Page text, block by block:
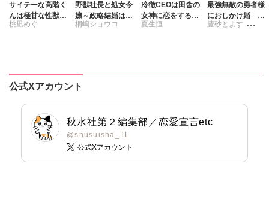
サイテーな高階く
んは極甘な性獣で
した【合冊版】
桃凪めぐ
野獣社長と処女令
嬢～政略結婚はじ
めました～【完全
桐嶋ショウコ
冷徹CEOは田舎の
女神に恋をする
1 奥まで溶かす
夏生恒
最強無敵の勇者様
におしかけ婚 義
実家に搾取されて
豊砂とよす
公式Xアカウント
秋水社第２編集部／恋愛宣言etc
@shusuisha_TL
公式Xアカウント